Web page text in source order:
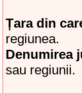
Țara din
regiunea.
Denumirea
sau regiunii.